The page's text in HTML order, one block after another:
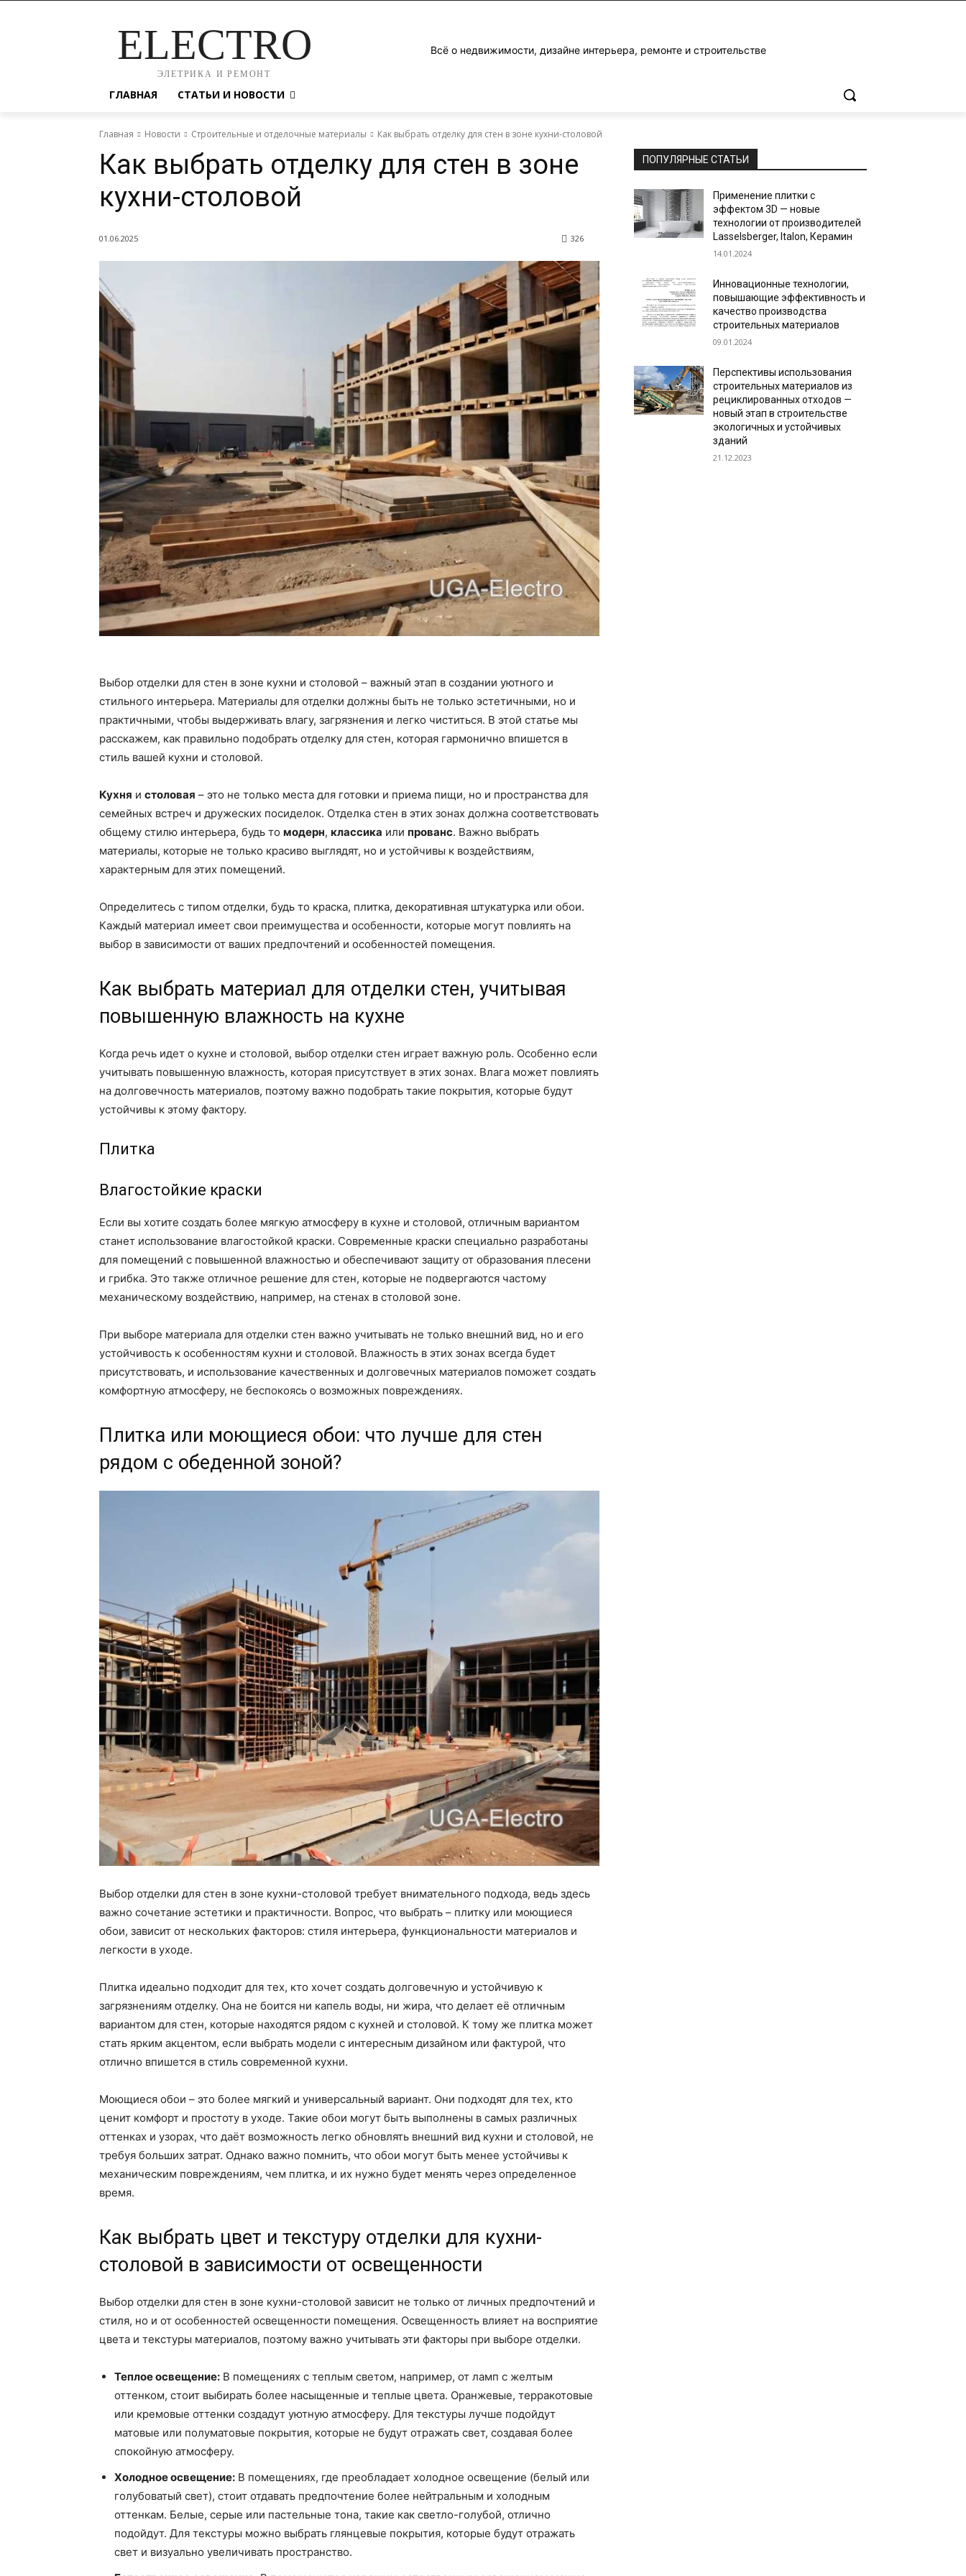
ELECTRO
ЭЛЕТРИКА И РЕМОНТ
Всё о недвижимости, дизайне интерьера, ремонте и строительстве
ГЛАВНАЯ СТАТЬИ И НОВОСТИ
Главная Новости Строительные и отделочные материалы Как выбрать отделку для стен в зоне кухни-столовой
Как выбрать отделку для стен в зоне
кухни-столовой
01.06.2025 326
Выбор отделки для стен в зоне кухни и столовой – важный этап в создании уютного и
стильного интерьера. Материалы для отделки должны быть не только эстетичными, но и
практичными, чтобы выдерживать влагу, загрязнения и легко чиститься. В этой статье мы
расскажем, как правильно подобрать отделку для стен, которая гармонично впишется в
стиль вашей кухни и столовой.
Кухня и столовая – это не только места для готовки и приема пищи, но и пространства для
семейных встреч и дружеских посиделок. Отделка стен в этих зонах должна соответствовать
общему стилю интерьера, будь то модерн, классика или прованс. Важно выбрать
материалы, которые не только красиво выглядят, но и устойчивы к воздействиям,
характерным для этих помещений.
Определитесь с типом отделки, будь то краска, плитка, декоративная штукатурка или обои.
Каждый материал имеет свои преимущества и особенности, которые могут повлиять на
выбор в зависимости от ваших предпочтений и особенностей помещения.
Как выбрать материал для отделки стен, учитывая
повышенную влажность на кухне
Когда речь идет о кухне и столовой, выбор отделки стен играет важную роль. Особенно если
учитывать повышенную влажность, которая присутствует в этих зонах. Влага может повлиять
на долговечность материалов, поэтому важно подобрать такие покрытия, которые будут
устойчивы к этому фактору.
Плитка
Влагостойкие краски
Если вы хотите создать более мягкую атмосферу в кухне и столовой, отличным вариантом
станет использование влагостойкой краски. Современные краски специально разработаны
для помещений с повышенной влажностью и обеспечивают защиту от образования плесени
и грибка. Это также отличное решение для стен, которые не подвергаются частому
механическому воздействию, например, на стенах в столовой зоне.
При выборе материала для отделки стен важно учитывать не только внешний вид, но и его
устойчивость к особенностям кухни и столовой. Влажность в этих зонах всегда будет
присутствовать, и использование качественных и долговечных материалов поможет создать
комфортную атмосферу, не беспокоясь о возможных повреждениях.
Плитка или моющиеся обои: что лучше для стен
рядом с обеденной зоной?
Выбор отделки для стен в зоне кухни-столовой требует внимательного подхода, ведь здесь
важно сочетание эстетики и практичности. Вопрос, что выбрать – плитку или моющиеся
обои, зависит от нескольких факторов: стиля интерьера, функциональности материалов и
легкости в уходе.
Плитка идеально подходит для тех, кто хочет создать долговечную и устойчивую к
загрязнениям отделку. Она не боится ни капель воды, ни жира, что делает её отличным
вариантом для стен, которые находятся рядом с кухней и столовой. К тому же плитка может
стать ярким акцентом, если выбрать модели с интересным дизайном или фактурой, что
отлично впишется в стиль современной кухни.
Моющиеся обои – это более мягкий и универсальный вариант. Они подходят для тех, кто
ценит комфорт и простоту в уходе. Такие обои могут быть выполнены в самых различных
оттенках и узорах, что даёт возможность легко обновлять внешний вид кухни и столовой, не
требуя больших затрат. Однако важно помнить, что обои могут быть менее устойчивы к
механическим повреждениям, чем плитка, и их нужно будет менять через определенное
время.
Как выбрать цвет и текстуру отделки для кухни-
столовой в зависимости от освещенности
Выбор отделки для стен в зоне кухни-столовой зависит не только от личных предпочтений и
стиля, но и от особенностей освещенности помещения. Освещенность влияет на восприятие
цвета и текстуры материалов, поэтому важно учитывать эти факторы при выборе отделки.
Теплое освещение: В помещениях с теплым светом, например, от ламп с желтым
оттенком, стоит выбирать более насыщенные и теплые цвета. Оранжевые, терракотовые
или кремовые оттенки создадут уютную атмосферу. Для текстуры лучше подойдут
матовые или полуматовые покрытия, которые не будут отражать свет, создавая более
спокойную атмосферу.
Холодное освещение: В помещениях, где преобладает холодное освещение (белый или
голубоватый свет), стоит отдавать предпочтение более нейтральным и холодным
оттенкам. Белые, серые или пастельные тона, такие как светло-голубой, отлично
подойдут. Для текстуры можно выбрать глянцевые покрытия, которые будут отражать
свет и визуально увеличивать пространство.
ПОПУЛЯРНЫЕ СТАТЬИ
Применение плитки с
эффектом 3D — новые
технологии от производителей
Lasselsberger, Italon, Керамин
14.01.2024
Инновационные технологии,
повышающие эффективность и
качество производства
строительных материалов
09.01.2024
Перспективы использования
строительных материалов из
рециклированных отходов —
новый этап в строительстве
экологичных и устойчивых
зданий
21.12.2023